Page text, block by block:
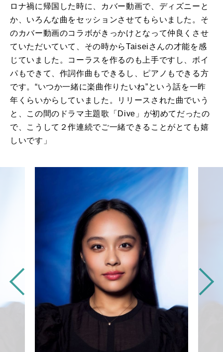
ロナ禍に帰国した時に、カバー動画で、ディズニーと
か、いろんな曲をセッションさせてもらいました。そ
のカバー動画のコラボがきっかけとなって仲良くさせ
ていただいていて、その時からTaisei さんの才能を感
じていました。コーラスを作るのも上手ですし、ボイ
パもできて、作詞作曲もできるし、ピアノもできる方
です。“いつか一緒に楽曲作りたいね”という話を一昨
年くらいからしていました。リリースされた曲でいう
と、この間のドラマ主題歌「 Dive 」が初めてだったの
で、こうして２作連続でご一緒できることがとても嬉
しいです」